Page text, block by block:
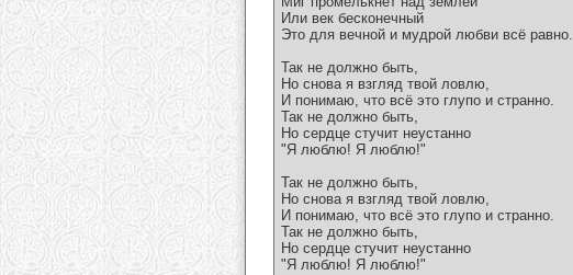
Или век бесконечный
Это для вечной и мудрой любви всё равно.
Так не должно быть,
Но снова я взгляд твой ловлю,
И понимаю, что всё это глупо и странно.
Так не должно быть,
Но сердце стучит неустанно
"Я люблю! Я люблю!"
Так не должно быть,
Но снова я взгляд твой ловлю,
И понимаю, что всё это глупо и странно.
Так не должно быть,
Но сердце стучит неустанно
"Я люблю! Я люблю!"